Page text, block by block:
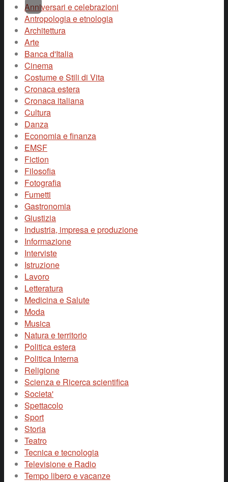
Anniversari e celebrazioni
Antropologia e etnologia
Architettura
Arte
Banca d'Italia
Cinema
Costume e Stili di Vita
Cronaca estera
Cronaca italiana
Cultura
Danza
Economia e finanza
EMSF
Fiction
Filosofia
Fotografia
Fumetti
Gastronomia
Giustizia
Industria, impresa e produzione
Informazione
Interviste
Istruzione
Lavoro
Letteratura
Medicina e Salute
Moda
Musica
Natura e territorio
Politica estera
Politica Interna
Religione
Scienza e Ricerca scientifica
Societa'
Spettacolo
Sport
Storia
Teatro
Tecnica e tecnologia
Televisione e Radio
Tempo libero e vacanze